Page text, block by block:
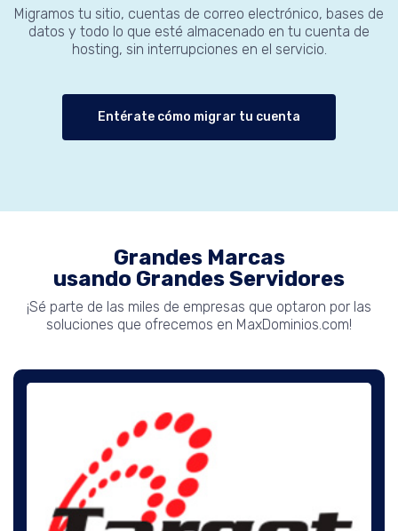
Migramos tu sitio, cuentas de correo electrónico, bases de
datos y todo lo que esté almacenado en tu cuenta de
hosting, sin interrupciones en el servicio.
Entérate cómo migrar tu cuenta
Grandes Marcas
usando Grandes Servidores
¡Sé parte de las miles de empresas que optaron por las
soluciones que ofrecemos en MaxDominios.com!